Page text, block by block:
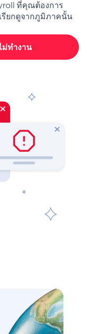
ที่คุณต้องการ
รียกดูจากภูมิภาคนั้น
ทำงาน